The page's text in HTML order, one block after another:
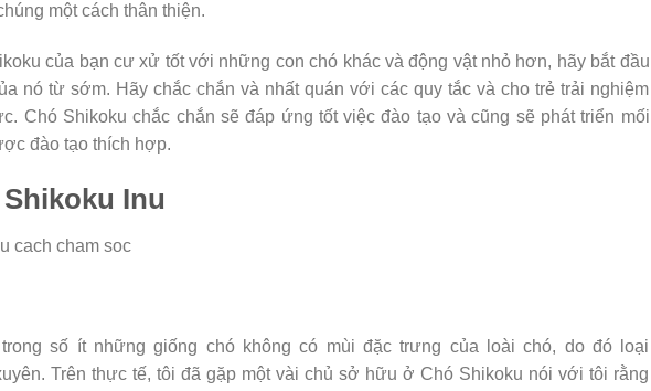
một cách thân thiện.
của bạn cư xử tốt với những con chó khác và động vật nhỏ hơn, hãy bắt đầu
nó từ sớm. Hãy chắc chắn và nhất quán với các quy tắc và cho trẻ trải nghiệm
Chó Shikoku chắc chắn sẽ đáp ứng tốt việc đào tạo và cũng sẽ phát triển mối
đào tạo thích hợp.
Inu
số ít những giống chó không có mùi đặc trưng của loài chó, do đó loại
Trên thực tế, tôi đã gặp một vài chủ sở hữu ở Chó Shikoku nói với tôi rằng